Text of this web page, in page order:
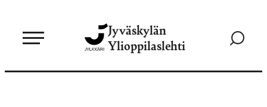
sisältöön
Jyväskylän
Ylioppilaslehti
Siirry